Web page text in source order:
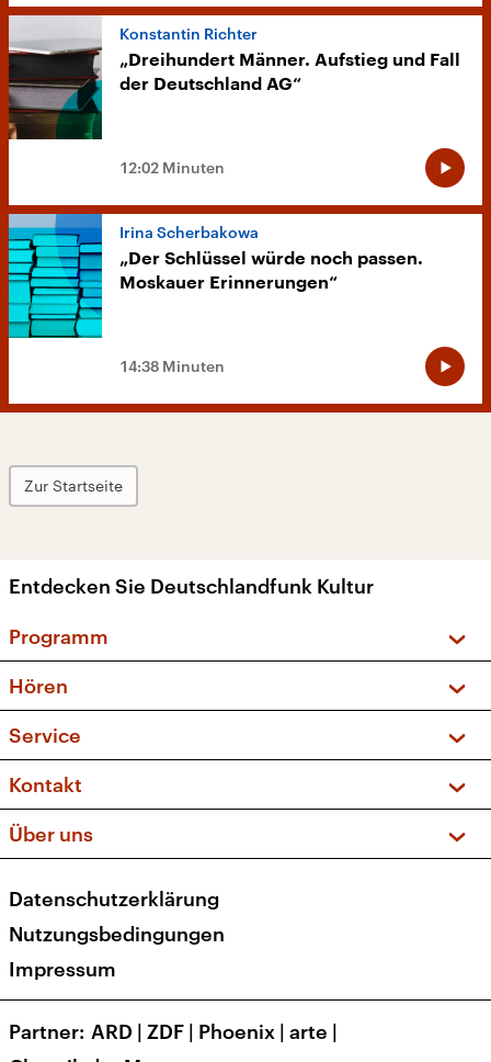
Konstantin Richter
„Dreihundert Männer. Aufstieg und Fall
der Deutschland AG“
12:02 Minuten
Irina Scherbakowa
„Der Schlüssel würde noch passen.
Moskauer Erinnerungen“
14:38 Minuten
Zur Startseite
Entdecken Sie Deutschlandfunk Kultur
Programm
Sendungen und Podcasts
Musikliste
Kakadu – Das Kinderprogramm
Hören
Frequenzen (UKW + DAB+)
Service
FAQ
Apps
Newsletter
Kontakt
Social Media
Über uns
Presse
Karriere
Transparenz
Datenschutzerklärung
Nutzungsbedingungen
Impressum
Partner ARD | ZDF | Phoenix | arte |